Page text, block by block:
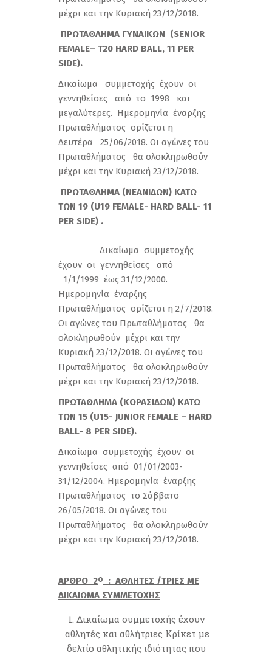
μέχρι και την Κυριακή 23/12/2018.
ΠΡΩΤΑΘΛΗΜΑ ΓΥΝΑΙΚΩΝ (SENIOR
FEMALE– T20 HARD BALL, 11 PER
SIDE).
Δικαίωμα συμμετοχής έχουν οι
γεννηθείσες από το 1998 και
μεγαλύτερες. Ημερομηνία έναρξης
Πρωταθλήματος ορίζεται η
Δευτέρα 25/06/2018. Οι αγώνες του
Πρωταθλήματος θα ολοκληρωθούν
μέχρι και την Κυριακή 23/12/2018.
ΠΡΩΤΑΘΛΗΜΑ (ΝΕΑΝΙΔΩΝ) ΚΑΤΩ
ΤΩΝ 19 (U19 FEMALE- HARD BALL- 11
PER SIDE) .
Δικαίωμα συμμετοχής
έχουν οι γεννηθείσες από
1/1/1999 έως 31/12/2000.
Ημερομηνία έναρξης
Πρωταθλήματος ορίζεται η 2/7/2018.
Οι αγώνες του Πρωταθλήματος θα
ολοκληρωθούν μέχρι και την
Κυριακή 23/12/2018. Οι αγώνες του
Πρωταθλήματος θα ολοκληρωθούν
μέχρι και την Κυριακή 23/12/2018.
ΠΡΩΤΑΘΛΗΜΑ (ΚΟΡΑΣΙΔΩΝ) ΚΑΤΩ
ΤΩΝ 15 (U15- JUNIOR FEMALE – HARD
BALL- 8 PER SIDE).
Δικαίωμα συμμετοχής έχουν οι
γεννηθείσες από 01/01/2003-
31/12/2004. Ημερομηνία έναρξης
Πρωταθλήματος το Σάββατο
26/05/2018. Οι αγώνες του
Πρωταθλήματος θα ολοκληρωθούν
μέχρι και την Κυριακή 23/12/2018.
ΑΡΘΡΟ 2Ο
: ΑΘΛΗΤΕΣ /ΤΡΙΕΣ ΜΕ
ΔΙΚΑΙΩΜΑ ΣΥΜΜΕΤΟΧΗΣ
Δικαίωμα συμμετοχής έχουν
αθλητές και αθλήτριες Κρίκετ με
δελτίο αθλητικής ιδιότητας που